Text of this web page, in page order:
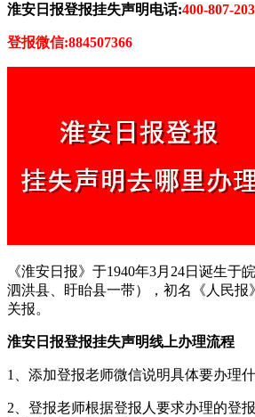
淮安日报登报挂失声明电话:400-807-
登报微信:884507366
《淮安日报》于1940年3月24日诞生于
泗洪县、盱眙县一带），初名《人民报
关报。
淮安日报登报挂失声明线上办理流程
1、添加登报老师微信说明具体要办理
2、登报老师根据登报人要求办理的登